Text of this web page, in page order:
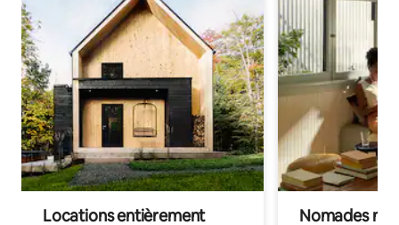
Locations entièrement
Nomades